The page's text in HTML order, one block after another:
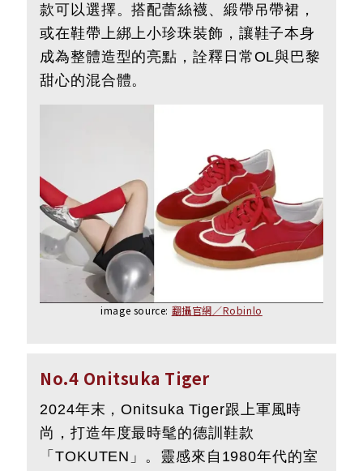
款可以選擇。搭配蕾絲襪、緞帶吊帶裙，
或在鞋帶上綁上小珍珠裝飾，讓鞋子本身
成為整體造型的亮點，詮釋日常OL與巴黎
甜心的混合體。
image source: 翻攝官網／Robinlo
No.4 Onitsuka Tiger
2024年末，Onitsuka Tiger跟上軍風時
尚，打造年度最時髦的德訓鞋款
「TOKUTEN」。靈感來自1980年代的室